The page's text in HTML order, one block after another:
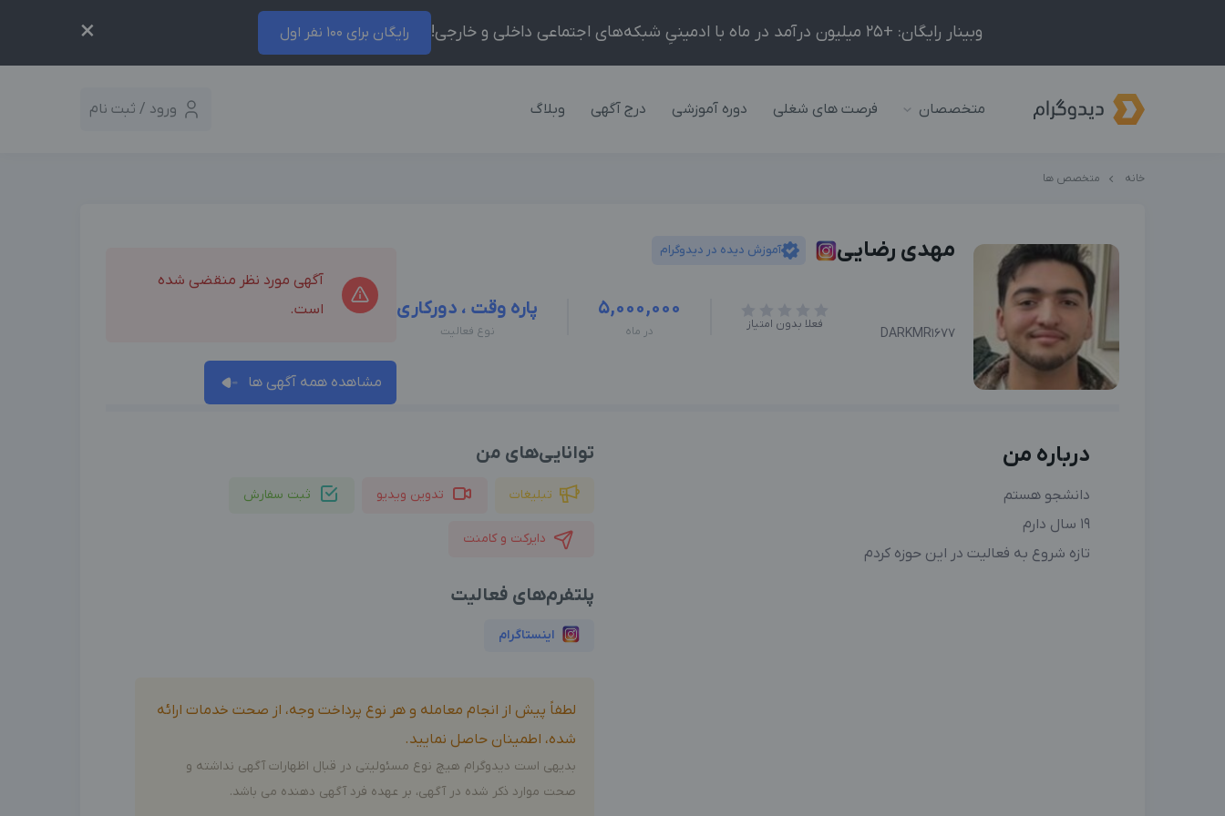
وبینار رایگان: +25 میلیون درآمد در ماه با ادمینیِ شبکه‌های اجتماعی داخلی و خارجی! رایگان برای 100 نفر اول ×
متخصصان فرصت های شغلی دوره آموزشی درج آگهی وبلاگ ورود / ثبت نام
خانه متخصص ها
مهدی رضایی آموزش دیده در دیدوگرام
DARKMR1677
فعلا بدون امتیاز
5,000,000
در ماه
پاره وقت ، دورکاری
نوع فعالیت
آگهی مورد نظر منقضی شده
است.
مشاهده همه آگهی ها
درباره من
دانشجو هستم
19 سال دارم
تازه شروع به فعالیت در این حوزه کردم
توانایی‌های من
تبلیغات تدوین ویدیو ثبت سفارش
دایرکت و کامنت
پلتفرم‌های فعالیت
اینستاگرام
لطفاً پیش از انجام معامله و هر نوع پرداخت وجه، از صحت خدمات ارائه
شده، اطمینان حاصل نمایید.
بدیهی است دیدوگرام هیچ نوع مسئولیتی در قبال اظهارات آگهی نداشته و
صحت موارد ذکر شده در آگهی، بر عهده فرد آگهی دهنده می باشد.